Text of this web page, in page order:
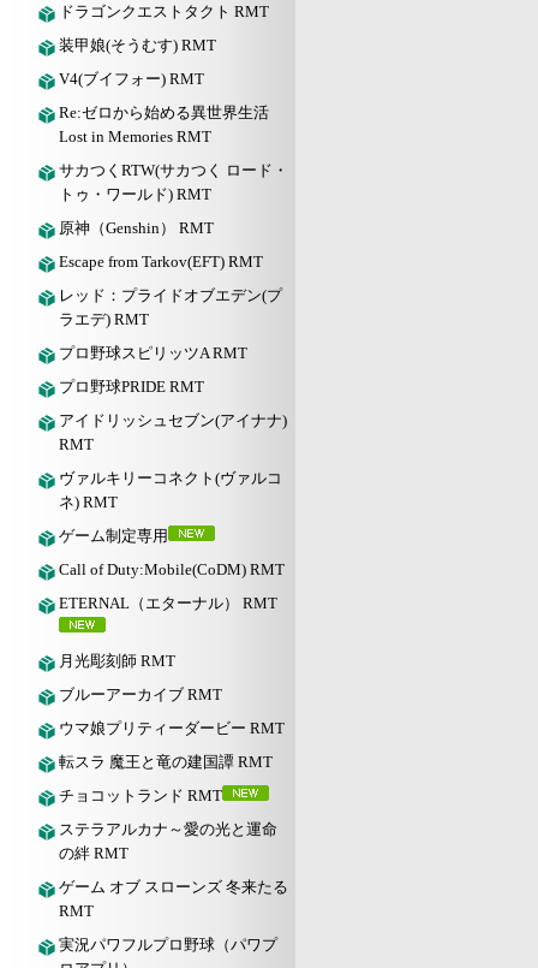
ドラゴンクエストタクト RMT
装甲娘(そうむす) RMT
V4(ブイフォー) RMT
Re:ゼロから始める異世界生活
Lost in Memories RMT
サカつくRTW(サカつく ロード・
トゥ・ワールド) RMT
原神（Genshin） RMT
Escape from Tarkov(EFT) RMT
レッド：プライドオブエデン(プ
ラエデ) RMT
プロ野球スピリッツA RMT
プロ野球PRIDE RMT
アイドリッシュセブン(アイナナ)
RMT
ヴァルキリーコネクト(ヴァルコ
ネ) RMT
ゲーム制定専用
Call of Duty:Mobile(CoDM) RMT
ETERNAL（エターナル） RMT
月光彫刻師 RMT
ブルーアーカイブ RMT
ウマ娘プリティーダービー RMT
転スラ 魔王と竜の建国譚 RMT
チョコットランド RMT
ステラアルカナ～愛の光と運命
の絆 RMT
ゲーム オブ スローンズ 冬来たる
RMT
実況パワフルプロ野球（パワプ